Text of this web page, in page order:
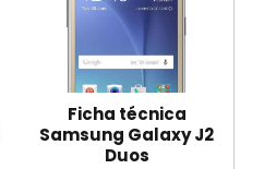
Ficha técnica
Samsung Galaxy J2
Duos